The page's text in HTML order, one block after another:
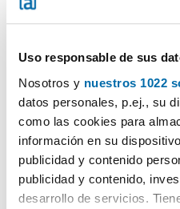
Uso responsable de sus
Nosotros y nuestros 1022
datos personales, p.ej., su
como las cookies para
información en su
publicidad y contenido
publicidad y contenido,
desarrollo de servicios.
590€
58m 1 Bd. 1
Sant Josep-mercat, Amposta